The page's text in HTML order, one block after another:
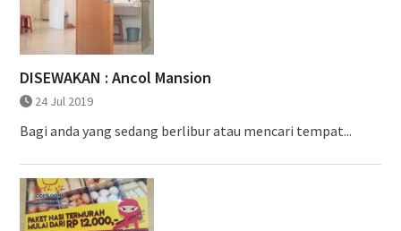
DISEWAKAN : Ancol Mansion
24 Jul 2019
Bagi anda yang sedang berlibur atau mencari tempat...